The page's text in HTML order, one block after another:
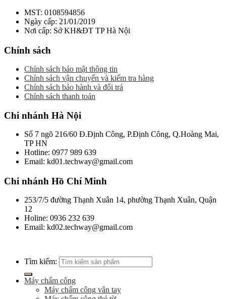
MST: 0108594856
Ngày cấp: 21/01/2019
Nơi cấp: Sở KH&ĐT TP Hà Nội
Chính sách
Chính sách bảo mật thông tin
Chính sách vận chuyển và kiểm tra hàng
Chính sách bảo hành và đổi trả
Chính sách thanh toán
Chi nhánh Hà Nội
Số 7 ngõ 216/60 Đ.Định Công, P.Định Công, Q.Hoàng Mai,
TP HN
Hotline: 0977 989 639
Email: kd01.techway@gmail.com
Chi nhánh Hồ Chí Minh
253/7/5 đường Thạnh Xuân 14, phường Thạnh Xuân, Quận
12
Holine: 0936 232 639
Email: kd02.techway@gmail.com
Tìm kiếm:
Máy chấm công
Máy chấm công vân tay